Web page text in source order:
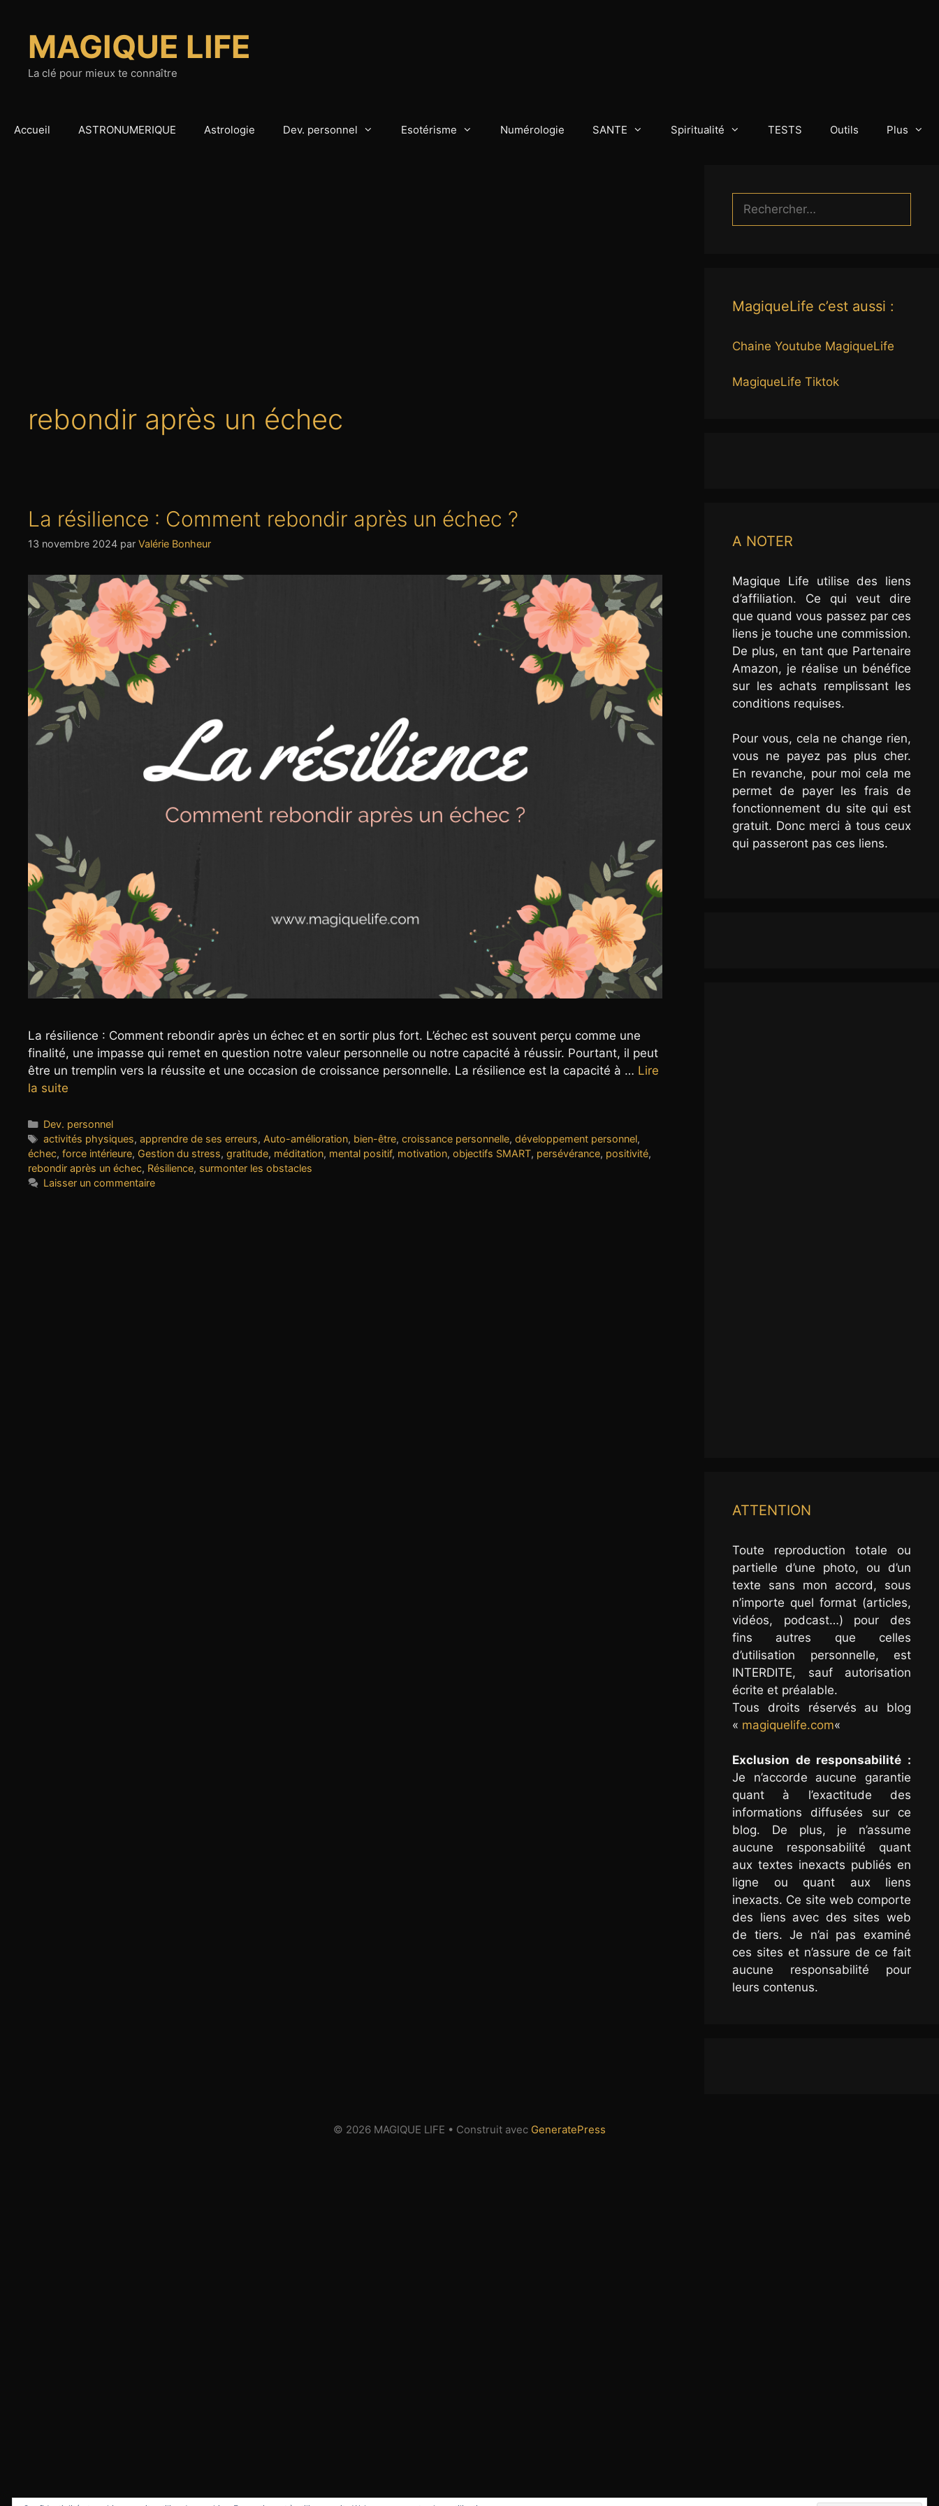
contenuMAGIQUE LIFE
La clé pour mieux te connaître
Accueil ASTRONUMERIQUE Astrologie Dev. personnel Esotérisme Numérologie SANTE Spiritualité TESTS Outils Plus
rebondir après un échec
La résilience : Comment rebondir après un échec ?
13 novembre 2024 par Valérie Bonheur
La résilience : Comment rebondir après un échec et en sortir plus fort. L’échec est souvent perçu comme une
finalité, une impasse qui remet en question notre valeur personnelle ou notre capacité à réussir. Pourtant, il peut
être un tremplin vers la réussite et une occasion de croissance personnelle. La résilience est la capacité à … Lire
la suite
Catégories
Dev. personnel
Étiquettes
activités physiques, apprendre de ses erreurs, Auto-amélioration, bien-être, croissance personnelle, développement personnel,
échec, force intérieure, Gestion du stress, gratitude, méditation, mental positif, motivation, objectifs SMART, persévérance, positivité,
rebondir après un échec, Résilience, surmonter les obstacles
Laisser un commentaire
Rechercher :
MagiqueLife c’est aussi :
Chaine Youtube MagiqueLife
MagiqueLife Tiktok
A NOTER
Magique Life utilise des liens
d’affiliation. Ce qui veut dire
que quand vous passez par ces
liens je touche une commission.
De plus, en tant que Partenaire
Amazon, je réalise un bénéfice
sur les achats remplissant les
conditions requises.
Pour vous, cela ne change rien,
vous ne payez pas plus cher.
En revanche, pour moi cela me
permet de payer les frais de
fonctionnement du site qui est
gratuit. Donc merci à tous ceux
qui passeront pas ces liens.
ATTENTION
Toute reproduction totale ou
partielle d’une photo, ou d’un
texte sans mon accord, sous
n’importe quel format (articles,
vidéos, podcast…) pour des
fins autres que celles
d’utilisation personnelle, est
INTERDITE, sauf autorisation
écrite et préalable.
Tous droits réservés au blog
« magiquelife.com«
Exclusion de responsabilité :
Je n’accorde aucune garantie
quant à l’exactitude des
informations diffusées sur ce
blog. De plus, je n’assume
aucune responsabilité quant
aux textes inexacts publiés en
ligne ou quant aux liens
inexacts. Ce site web comporte
des liens avec des sites web
de tiers. Je n’ai pas examiné
ces sites et n’assure de ce fait
aucune responsabilité pour
leurs contenus.
© 2026 MAGIQUE LIFE • Construit avec GeneratePress